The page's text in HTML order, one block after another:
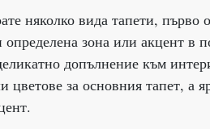
няколко вида тапети, първо
определена зона или акцент в
допълнение към
цветове за основния тапет,